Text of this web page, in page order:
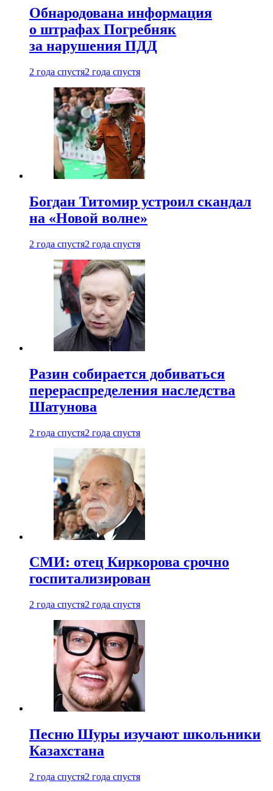
Обнародована информация
о штрафах Погребняк
за нарушения ПДД
2 года спустя2 года спустя
Богдан Титомир устроил скандал
на «Новой волне»
2 года спустя2 года спустя
Разин собирается добиваться
перераспределения наследства
Шатунова
2 года спустя2 года спустя
СМИ: отец Киркорова срочно
госпитализирован
2 года спустя2 года спустя
Песню Шуры изучают школьники
Казахстана
2 года спустя2 года спустя